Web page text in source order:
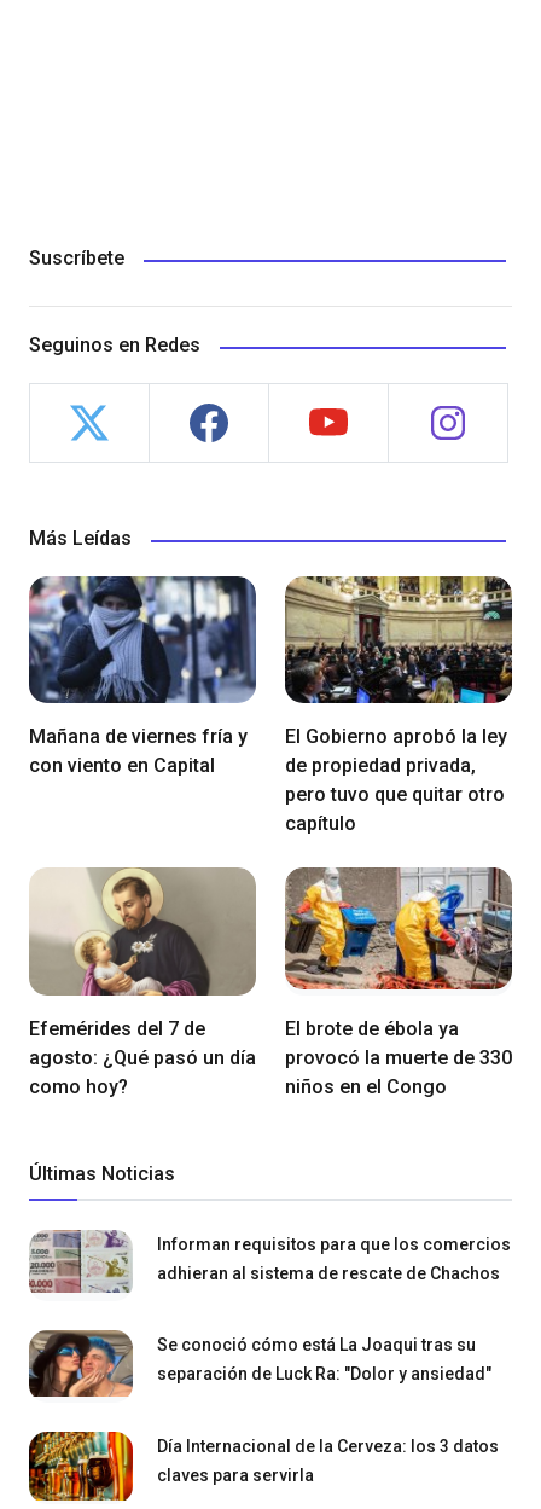
Suscríbete
Seguinos en Redes
Más Leídas
Mañana de viernes fría y
con viento en Capital
El Gobierno aprobó la ley
de propiedad privada,
pero tuvo que quitar otro
capítulo
Efemérides del 7 de
agosto: ¿Qué pasó un día
como hoy?
El brote de ébola ya
provocó la muerte de 330
niños en el Congo
Últimas Noticias
Informan requisitos para que los comercios
adhieran al sistema de rescate de Chachos
Se conoció cómo está La Joaqui tras su
separación de Luck Ra: "Dolor y ansiedad"
Día Internacional de la Cerveza: los 3 datos
claves para servirla